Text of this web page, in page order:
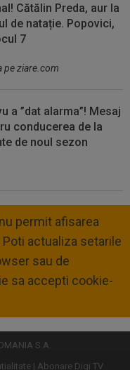
Cătălin Preda, aur la
de natație. Popovici,
7
pe ziare.com
a ”dat alarma”! Mesaj
conducerea de la
de noul sezon
permit afisarea
actualiza setarile
sau de
sa accepti cookie-
S.A.
Abonare Digi TV